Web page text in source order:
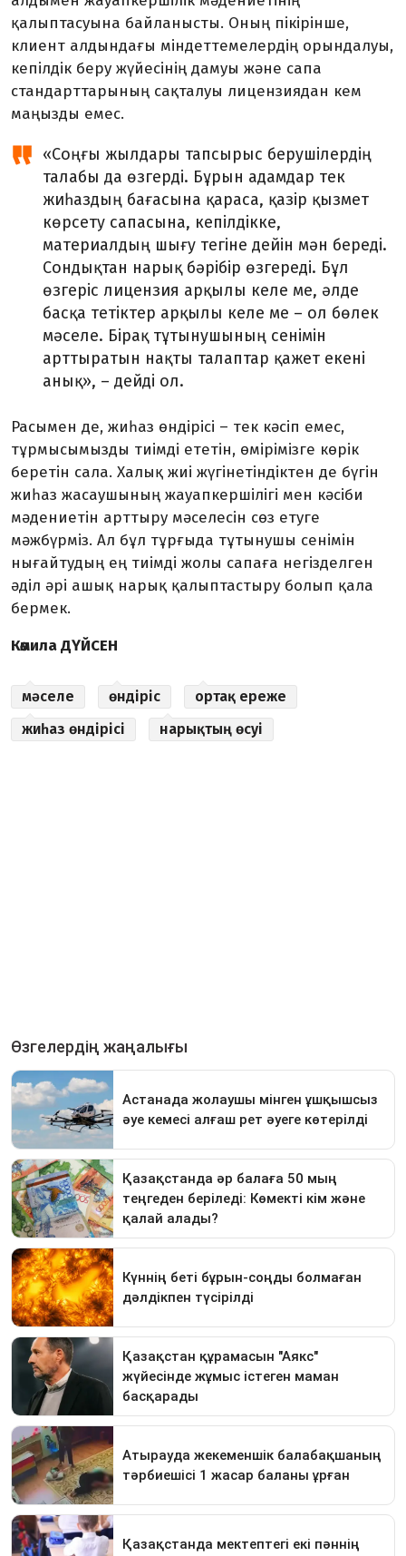
қалыптасуына байланысты. Оның пікірінше,
клиент алдындағы міндеттемелердің орындалуы,
кепілдік беру жүйесінің дамуы және сапа
стандарттарының сақталуы лицензиядан кем
маңызды емес.
«Соңғы жылдары тапсырыс берушілер­дің
талабы да өзгерді. Бұрын адамдар тек
жиһаздың бағасына қараса, қазір қызмет
көрсету сапасына, кепілдікке,
материалдың шығу тегіне дейін мән береді.
Сондық­тан нарық бәрібір өзгереді. Бұл
өзгеріс ли­цензия арқылы келе ме, әлде
басқа тетік­тер арқылы келе ме – ол бөлек
мәселе. Бірақ тұтынушының сенімін
арттыратын нақты талаптар қажет екені
анық», – дейді ол.
Расымен де, жиһаз өндірісі – тек кәсіп емес,
тұрмысымызды тиімді ететін, өмірімізге көрік
беретін сала. Халық жиі жүгінетіндіктен де бүгін
жиһаз жасаушының жауапкершілігі мен кәсіби
мәдение­тін арттыру мәселесін сөз етуге
мәжбүрміз. Ал бұл тұрғыда тұтынушы сенімін
нығайтудың ең тиімді жолы сапаға негізделген
әділ әрі ашық нарық қалыптастыру болып қала
бермек.
Кәмила ДҮЙСЕН
мәселе өндіріс
ортақ ереже
жиһаз өндірісі
нарықтың өсуі